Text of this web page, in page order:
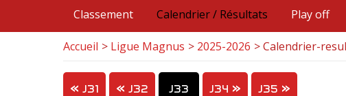
Classement Calendrier / Résultats Play off
Accueil Ligue Magnus 2025-2026 Calendrier-
J31 J32 J33 J34 J35